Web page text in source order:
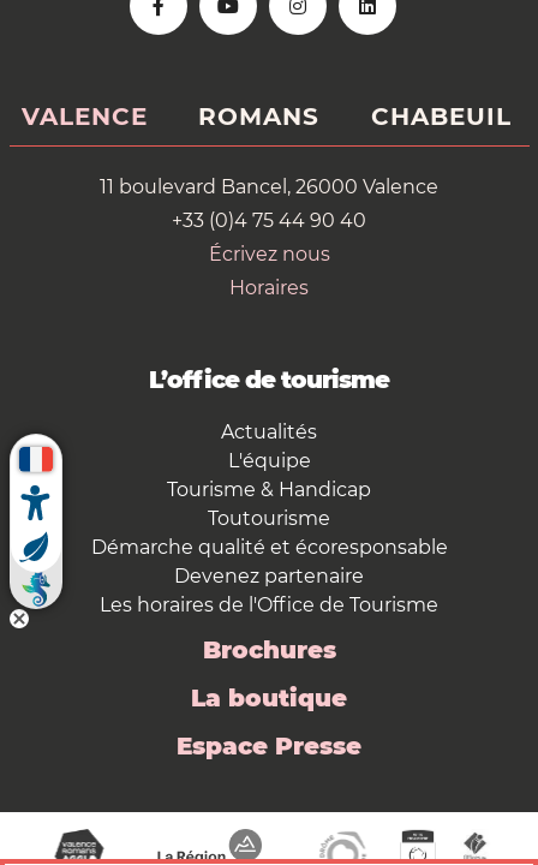
VALENCE ROMANS CHABEUIL
11 boulevard Bancel, 26000 Valence
+33 (0)4 75 44 90 40
Écrivez nous
Horaires
L’office de tourisme
Actualités
L'équipe
Tourisme & Handicap
Toutourisme
Démarche qualité et écoresponsable
Devenez partenaire
Les horaires de l'Office de Tourisme
Brochures
La boutique
Espace Presse